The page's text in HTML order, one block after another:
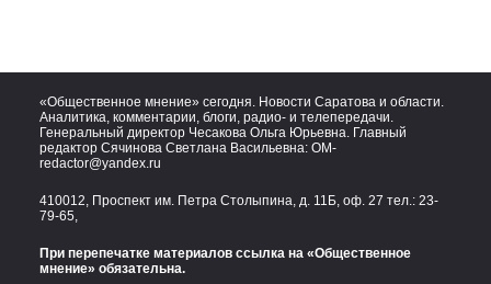
«Общественное мнение» сегодня. Новости Саратова и области.
Аналитика, комментарии, блоги, радио- и телепередачи.
Генеральный директор Чесакова Ольга Юрьевна. Главный
редактор Сячинова Светлана Васильевна: OM-
redactor@yandex.ru
410012, Проспект им. Петра Столыпина, д. 11Б, оф. 27 тел.: 23-
79-65,
При перепечатке материалов ссылка на «Общественное
мнение» обязательна.